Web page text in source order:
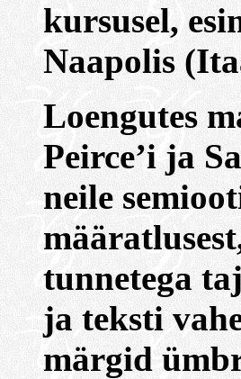
kursusel,
Naapolis
Loengutes
Peirce’i ja
neile
tunnetega
ja teksti
märgid